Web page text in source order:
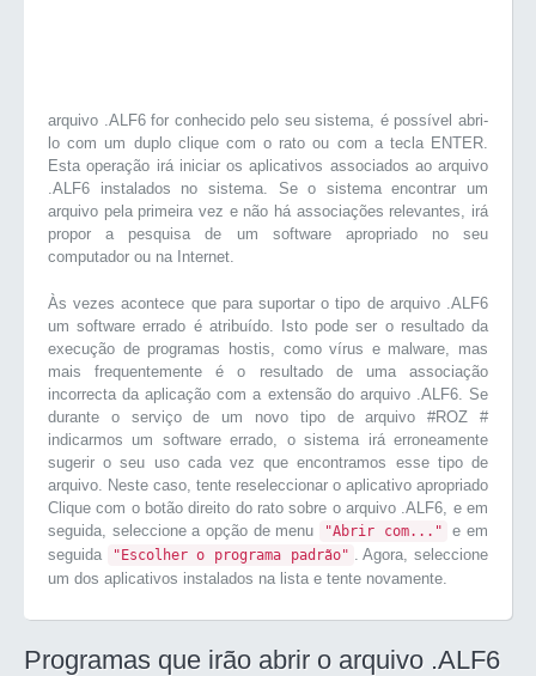
arquivo .ALF6 for conhecido pelo seu sistema, é possível abri-
lo com um duplo clique com o rato ou com a tecla ENTER.
Esta operação irá iniciar os aplicativos associados ao arquivo
.ALF6 instalados no sistema. Se o sistema encontrar um
arquivo pela primeira vez e não há associações relevantes, irá
propor a pesquisa de um software apropriado no seu
computador ou na Internet.
Às vezes acontece que para suportar o tipo de arquivo .ALF6
um software errado é atribuído. Isto pode ser o resultado da
execução de programas hostis, como vírus e malware, mas
mais frequentemente é o resultado de uma associação
incorrecta da aplicação com a extensão do arquivo .ALF6. Se
durante o serviço de um novo tipo de arquivo #ROZ #
indicarmos um software errado, o sistema irá erroneamente
sugerir o seu uso cada vez que encontramos esse tipo de
arquivo. Neste caso, tente reseleccionar o aplicativo apropriado
Clique com o botão direito do rato sobre o arquivo .ALF6, e em
seguida, seleccione a opção de menu
"Abrir com..."
e em
seguida
"Escolher o programa padrão" . Agora, seleccione
um dos aplicativos instalados na lista e tente novamente.
Programas que irão abrir o arquivo .ALF6